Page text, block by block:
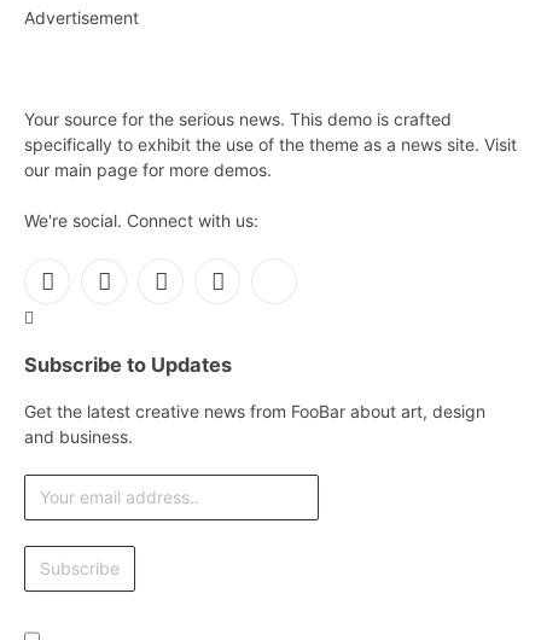
Advertisement
Your source for the serious news. This demo is crafted
specifically to exhibit the use of the theme as a news site. Visit
our main page for more demos.
We're social. Connect with us:
Facebook
X
InstagramPinterest
Subscribe to Updates
Get the latest creative news from FooBar about art, design
and business.